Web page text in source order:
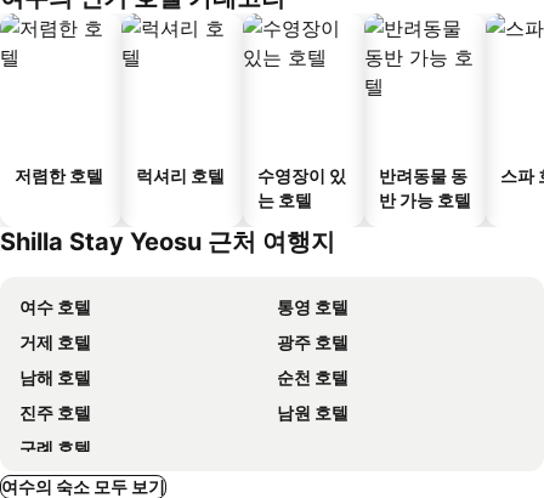
저렴한 호텔 럭셔리 호텔
수영장이 있
는 호텔
반려동물 동
반 가능 호텔
스파
Shilla Stay Yeosu 근처 여행지
여수 호텔
통영 호텔
거제 호텔
광주 호텔
남해 호텔
순천 호텔
진주 호텔
남원 호텔
구례 호텔
여수의 숙소 모두 보기